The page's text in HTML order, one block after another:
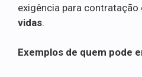
exigência para contratação
vidas.
Exemplos de quem pode